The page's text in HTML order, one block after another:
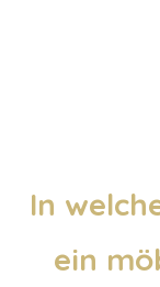
In
ein